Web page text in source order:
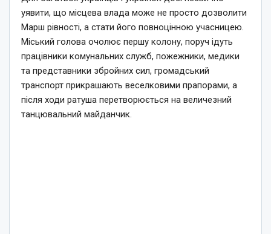
уявити, що місцева влада може не просто дозволити
Марш рівності, а стати його повноцінною учасницею.
Міський голова очолює першу колону, поруч ідуть
працівники комунальних служб, пожежники, медики
та представники збройних сил, громадський
транспорт прикрашають веселковими прапорами, а
після ходи ратуша перетворюється на величезний
танцювальний майданчик.